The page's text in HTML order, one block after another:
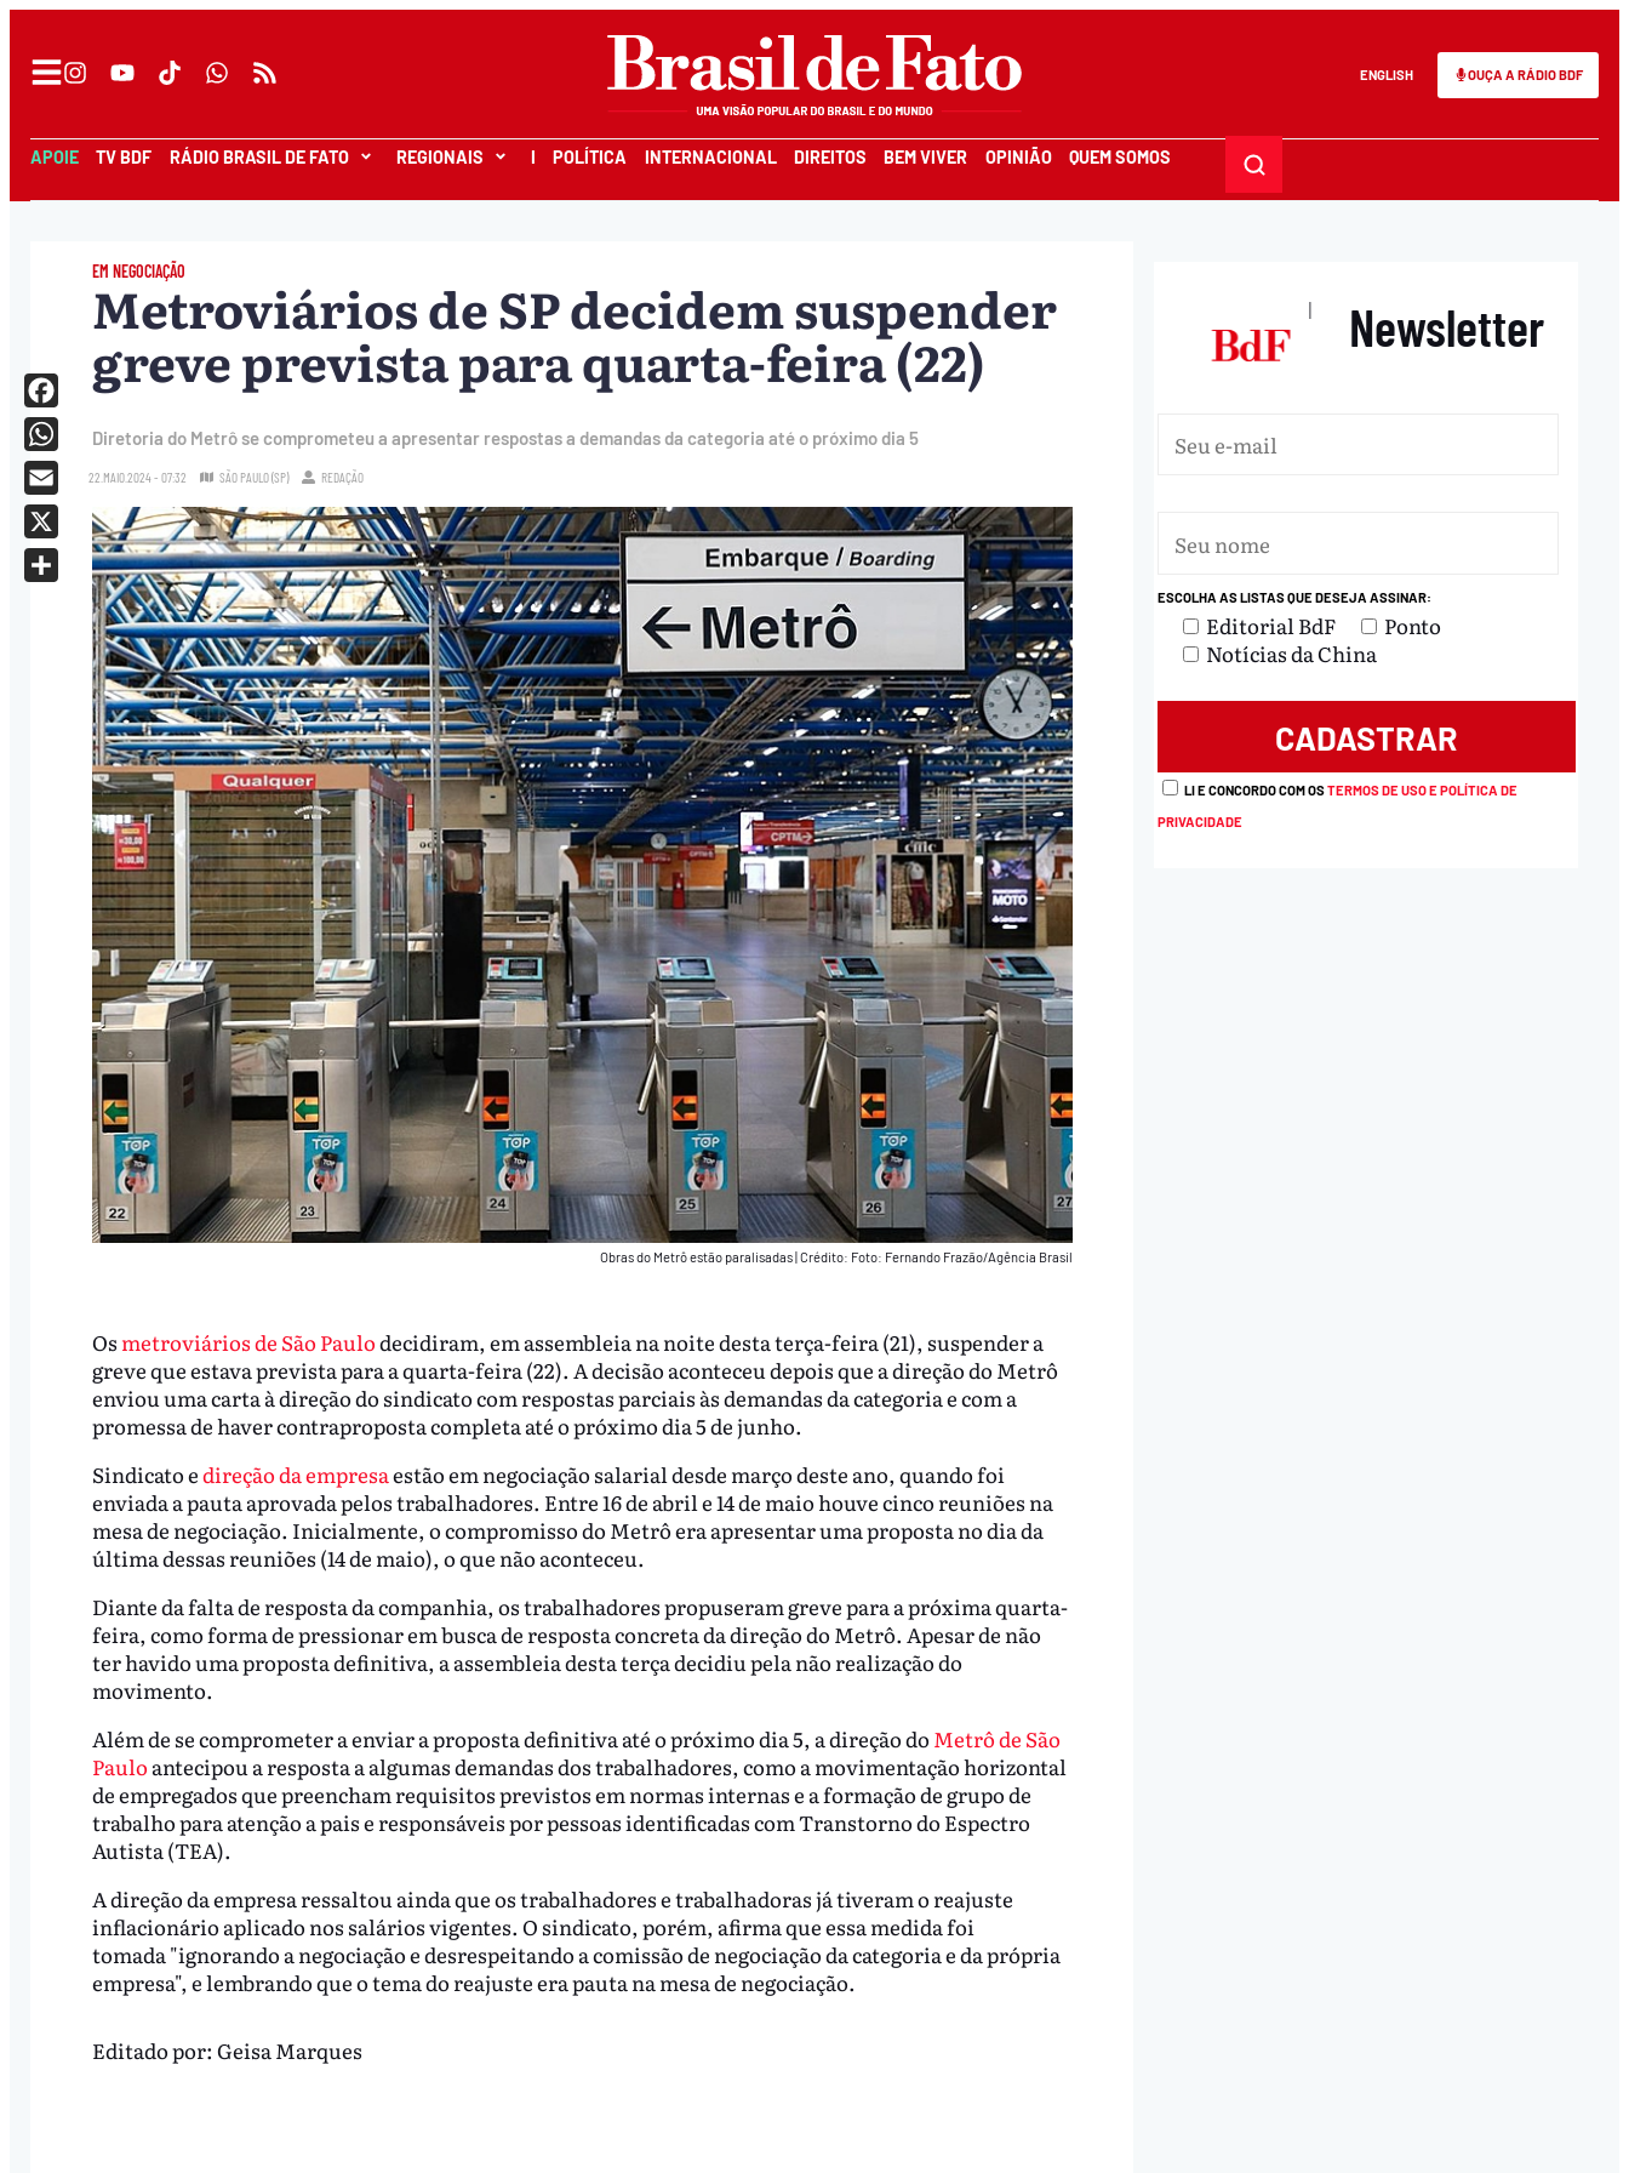
ENGLISH OUÇA A RÁDIO BDF
APOIE TV BDF RÁDIO BRASIL DE FATO REGIONAIS I POLÍTICA INTERNACIONAL DIREITOS BEM VIVER OPINIÃO QUEM SOMOS
EM NEGOCIAÇÃO
Metroviários de SP decidem suspender
greve prevista para quarta-feira (22)
Diretoria do Metrô se comprometeu a apresentar respostas a demandas da categoria até o próximo dia 5
22.MAIO.2024 - 07:32 SÃO PAULO (SP) REDAÇÃO
Obras do Metrô estão paralisadas|Crédito: Foto: Fernando Frazão/Agência Brasil
Os metroviários de São Paulodecidiram, em assembleia na noite desta terça-feira (21), suspender a
greve que estava prevista para a quarta-feira (22). A decisão aconteceu depois que a direção do Metrô
enviou uma carta à direção do sindicato com respostas parciais às demandas da categoria e com a
promessa de haver contraproposta completa até o próximo dia 5 de junho.
Sindicato edireção da empresaestão em negociação salarial desde março deste ano, quando foi
enviada a pauta aprovada pelos trabalhadores. Entre 16 de abril e 14 de maio houve cinco reuniões na
mesa de negociação. Inicialmente, o compromisso do Metrô era apresentar uma proposta no dia da
última dessas reuniões (14 de maio), o que não aconteceu.
Diante da falta de resposta da companhia, os trabalhadores propuseram greve para a próxima quarta-
feira, como forma de pressionar em busca de resposta concreta da direção do Metrô. Apesar de não
ter havido uma proposta definitiva, a assembleia desta terça decidiu pela não realização do
movimento.
Além de se comprometer a enviar a proposta definitiva até o próximo dia 5, a direção do Metrô de São
Paulo antecipou a resposta a algumas demandas dos trabalhadores, como a movimentação horizontal
de empregados que preencham requisitos previstos em normas internas e a formação de grupo de
trabalho para atenção a pais e responsáveis por pessoas identificadas com Transtorno do Espectro
Autista (TEA).
A direção da empresa ressaltou ainda que os trabalhadores e trabalhadoras já tiveram o reajuste
inflacionário aplicado nos salários vigentes. O sindicato, porém, afirma que essa medida foi
tomada "ignorando a negociação e desrespeitando a comissão de negociação da categoria e da própria
empresa", e lembrando que o tema do reajuste era pauta na mesa de negociação.
Facebook
WhatsApp
Email
X
Editado por: Geisa Marques
| Newsletter
ESCOLHA AS LISTAS QUE DESEJA ASSINAR:
Editorial BdF
Ponto
Notícias da China
LI E CONCORDO COM OSTERMOS DE USO E POLÍTICA DE
PRIVACIDADE